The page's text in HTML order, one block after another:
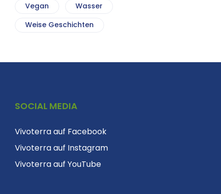
Vegan
Wasser
Weise Geschichten
SOCIAL MEDIA
Vivoterra auf Facebook
Vivoterra auf Instagram
Vivoterra auf YouTube